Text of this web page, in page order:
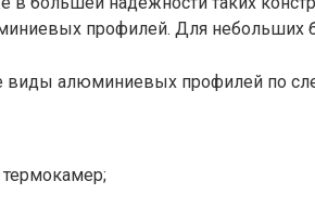
профилей. Для небольших
виды алюминиевых профилей по
термокамер;